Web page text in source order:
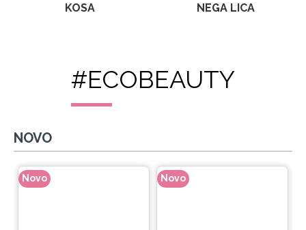
KOSA NEGA LICA
#ECOBEAUTY
NOVO
Novo Novo